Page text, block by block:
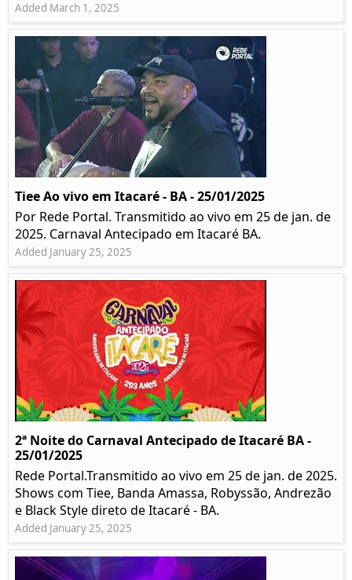
Added March 1, 2025
Tiee Ao vivo em Itacaré - BA - 25/01/2025
Por Rede Portal. Transmitido ao vivo em 25 de jan. de
2025. Carnaval Antecipado em Itacaré BA.
Added January 25, 2025
2ª Noite do Carnaval Antecipado de Itacaré BA -
25/01/2025
Rede Portal.Transmitido ao vivo em 25 de jan. de 2025.
Shows com Tiee, Banda Amassa, Robyssão, Andrezão
e Black Style direto de Itacaré - BA.
Added January 25, 2025